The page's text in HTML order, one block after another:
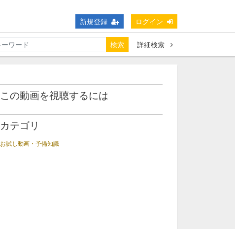
新規登録 ログイン
検索 詳細検索
この動画を視聴するには
カテゴリ
お試し動画・予備知識